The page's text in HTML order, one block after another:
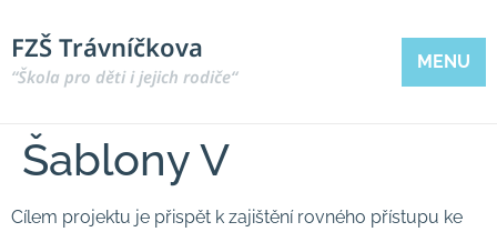
FZŠ Trávníčkova
“Škola pro děti i jejich rodiče“
MENU
Šablony V
Cílem projektu je přispět k zajištění rovného přístupu ke